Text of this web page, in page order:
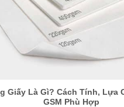
Giấy Là Gì? Cách Tính, Lựa
GSM Phù Hợp